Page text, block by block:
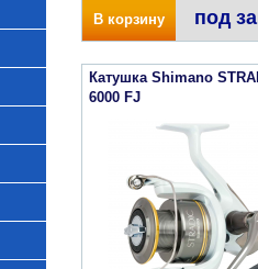
В корзину под
Катушка Shimano
6000 FJ